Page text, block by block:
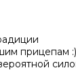
прицепам